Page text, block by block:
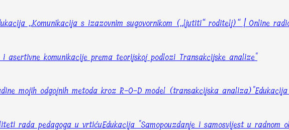
„Komunikacija s izazovnim sugovornikom („ljutiti“ roditelj)“ | Online
asertivne komunikacije prema teorijskoj podlozi Transakcijske analize"
mojih odgojnih metoda kroz R-O-D model (transakcijska analiza)"
rada pedagoga u vrtićuEdukacija "Samopouzdanje i samosvijest u radnom